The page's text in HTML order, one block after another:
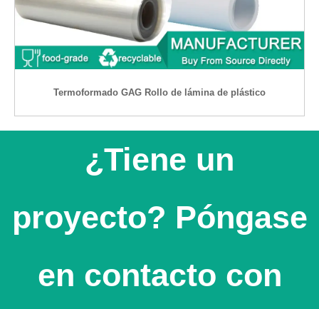
Termoformado GAG Rollo de lámina de plástico
¿Tiene un
proyecto? Póngase
en contacto con